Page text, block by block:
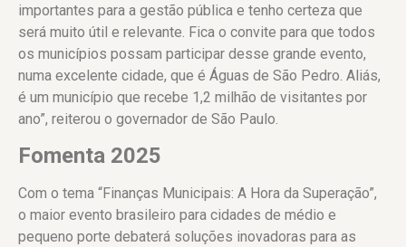
importantes para a gestão pública e tenho certeza que
será muito útil e relevante. Fica o convite para que todos
os municípios possam participar desse grande evento,
numa excelente cidade, que é Águas de São Pedro. Aliás,
é um município que recebe 1,2 milhão de visitantes por
ano”, reiterou o governador de São Paulo.
Fomenta 2025
Com o tema “Finanças Municipais: A Hora da Superação”,
o maior evento brasileiro para cidades de médio e
pequeno porte debaterá soluções inovadoras para as